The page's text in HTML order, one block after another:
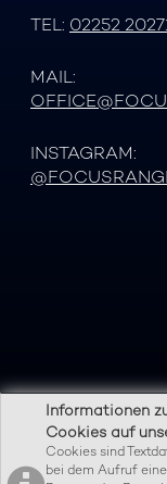
Informationen
Cookies auf
Cookies sind
bei dem Aufruf
TEL: 02252
MAIL:
INSTAGRAM: